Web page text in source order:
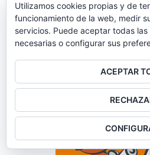
Utilizamos cookies propias y de
funcionamiento de la web, medir
servicios. Puede aceptar todas
necesarias o configurar sus
ACEPTAR